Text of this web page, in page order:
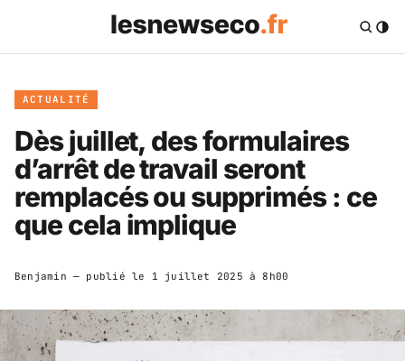
ACTUALITÉ
Dès juillet, des formulaires
d’arrêt de travail seront
remplacés ou supprimés : ce
que cela implique
Benjamin — publié le 1 juillet 2025 à 8h00